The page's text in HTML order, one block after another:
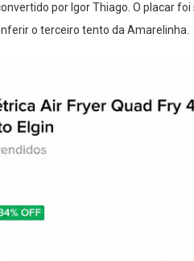
por Igor Thiago. O placar foi
o terceiro tento da Amarelinha.